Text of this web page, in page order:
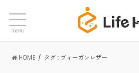
menu
HOME タグ : ヴィーガンレザー